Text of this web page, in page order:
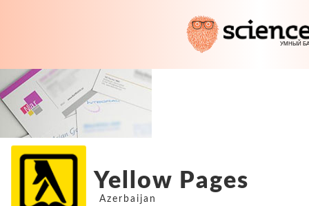
Yellow Pages
Azerbaijan